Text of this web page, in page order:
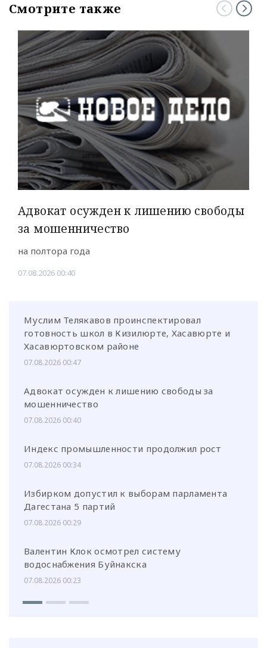
Смотрите также
Адвокат осужден к лишению свободы
за мошенничество
на полтора года
07.08.2026 00:40
Муслим Телякавов проинспектировал
готовность школ в Кизилюрте, Хасавюрте и
Хасавюртовском районе
07.08.2026 00:47
Адвокат осужден к лишению свободы за
мошенничество
07.08.2026 00:40
Индекс промышленности продолжил рост
07.08.2026 00:34
Избирком допустил к выборам парламента
Дагестана 5 партий
07.08.2026 00:29
Валентин Клок осмотрел систему
водоснабжения Буйнакска
07.08.2026 00:23